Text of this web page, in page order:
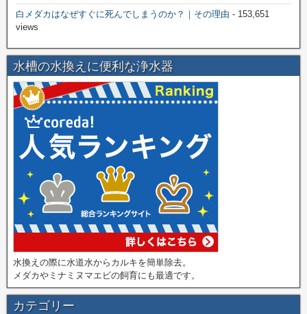
白メダカはなぜすぐに死んでしまうのか？｜その理由 - 153,651
views
水槽の水換えに便利な浄水器
水換えの際に水道水からカルキを簡単除去。
メダカやミナミヌマエビの飼育にも最適です。
カテゴリー